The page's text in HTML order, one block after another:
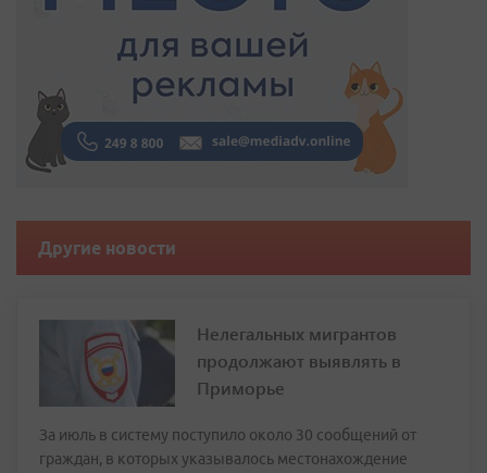
Другие новости
Нелегальных мигрантов
продолжают выявлять в
Приморье
За июль в систему поступило около 30 сообщений от
граждан, в которых указывалось местонахождение